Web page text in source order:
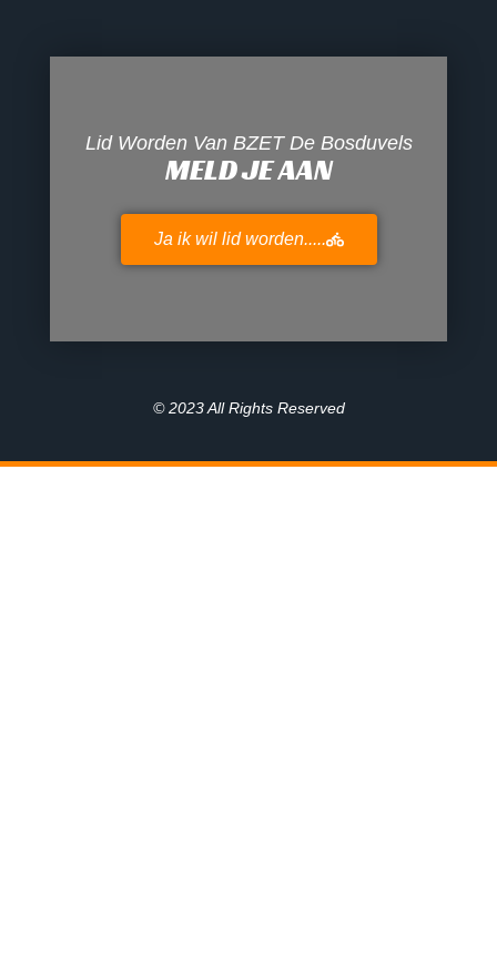
Lid Worden Van BZET De Bosduvels
MELD JE AAN
Ja ik wil lid worden.....
© 2023 All Rights Reserved